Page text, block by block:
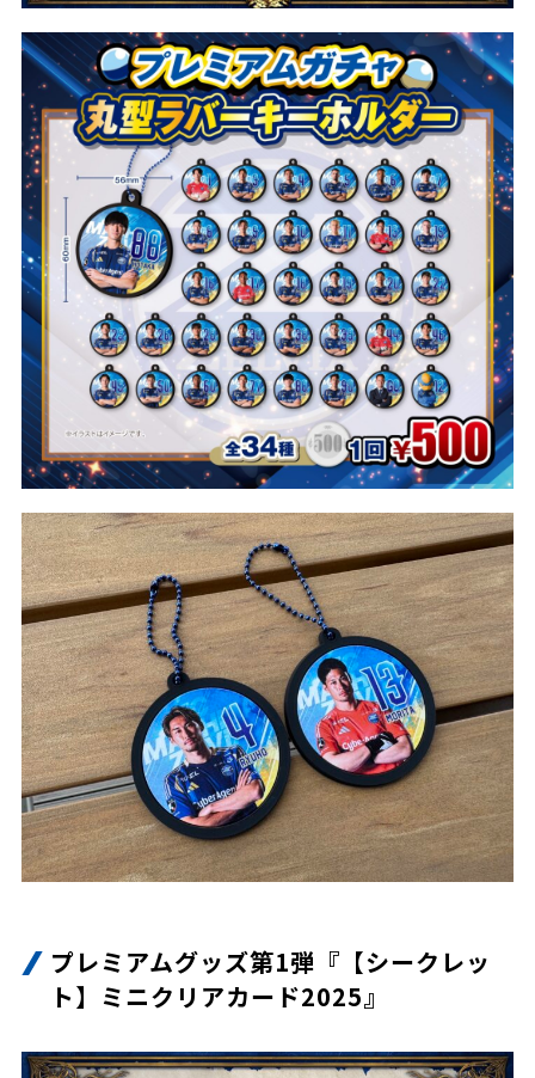
プレミアムグッズ第1弾『【シークレッ
ト】ミニクリアカード2025』